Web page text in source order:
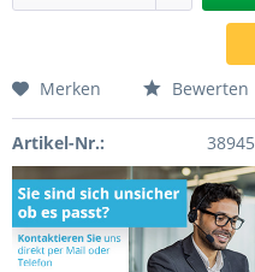
Merken Bewerten
Artikel-Nr.: 38945